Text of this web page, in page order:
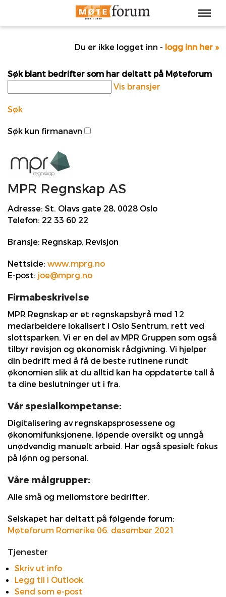
Du er ikke logget inn - logg inn her »
Søk blant bedrifter som har deltatt på Møteforum
Vis bransjer
Søk
Søk kun firmanavn
MPR Regnskap AS
Adresse: St. Olavs gate 28, 0028 Oslo
Telefon: 22 33 60 22
Bransje: Regnskap, Revisjon
Nettside: www.mprg.no
E-post: joe@mprg.no
Firmabeskrivelse
MPR Regnskap er et regnskapsbyrå med 12
medarbeidere lokalisert i Oslo Sentrum, rett ved
slottsparken. Vi er en del av MPR Gruppen som også
tilbyr revisjon og økonomisk rådgivning. Vi hjelper
din bedrift med å få de beste rutinene rundt
økonomien slik at du alltid kan ha oppdaterte tall å
ta dine beslutninger ut i fra.
Vår spesialkompetanse:
Digitalisering av regnskapsprosessene og
økonomifunksjonene, løpende oversikt og unngå
unødvendig manuelt arbeid. Har også spesielt fokus
på lønn og personal.
Våre målgrupper:
Alle små og mellomstore bedrifter.
Selskapet har deltatt på følgende forum:
Møteforum Romerike 06. desember 2021
Tjenester
Skriv ut info
Legg til i Outlook
Send som e-post